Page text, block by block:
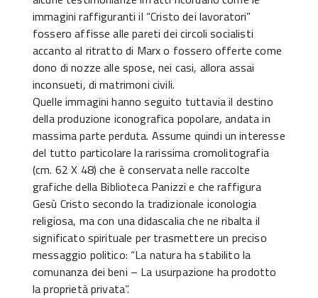
immagini raffiguranti il “Cristo dei lavoratori”
fossero affisse alle pareti dei circoli socialisti
accanto al ritratto di Marx o fossero offerte come
dono di nozze alle spose, nei casi, allora assai
inconsueti, di matrimoni civili.
Quelle immagini hanno seguito tuttavia il destino
della produzione iconografica popolare, andata in
massima parte perduta. Assume quindi un interesse
del tutto particolare la rarissima cromolitografia
(cm. 62 X 48) che è conservata nelle raccolte
grafiche della Biblioteca Panizzi e che raffigura
Gesù Cristo secondo la tradizionale iconologia
religiosa, ma con una didascalia che ne ribalta il
significato spirituale per trasmettere un preciso
messaggio politico: “La natura ha stabilito la
comunanza dei beni – La usurpazione ha prodotto
la proprietà privata”.